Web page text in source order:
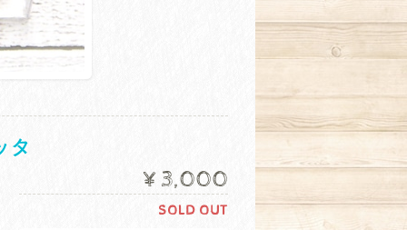
タ
¥3,000
SOLD OUT